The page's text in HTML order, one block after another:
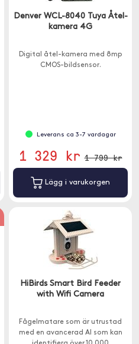
Denver WCL-8040 Tuya Åtel-
kamera 4G
Digital åtel-kamera med 8mp
CMOS-bildsensor.
Leverans ca 3-7 vardagar
1 329 kr 1 799 kr
Lägg i varukorgen
HiBirds Smart Bird Feeder
with Wifi Camera
Fågelmatare som är utrustad
med en avancerad AI som kan